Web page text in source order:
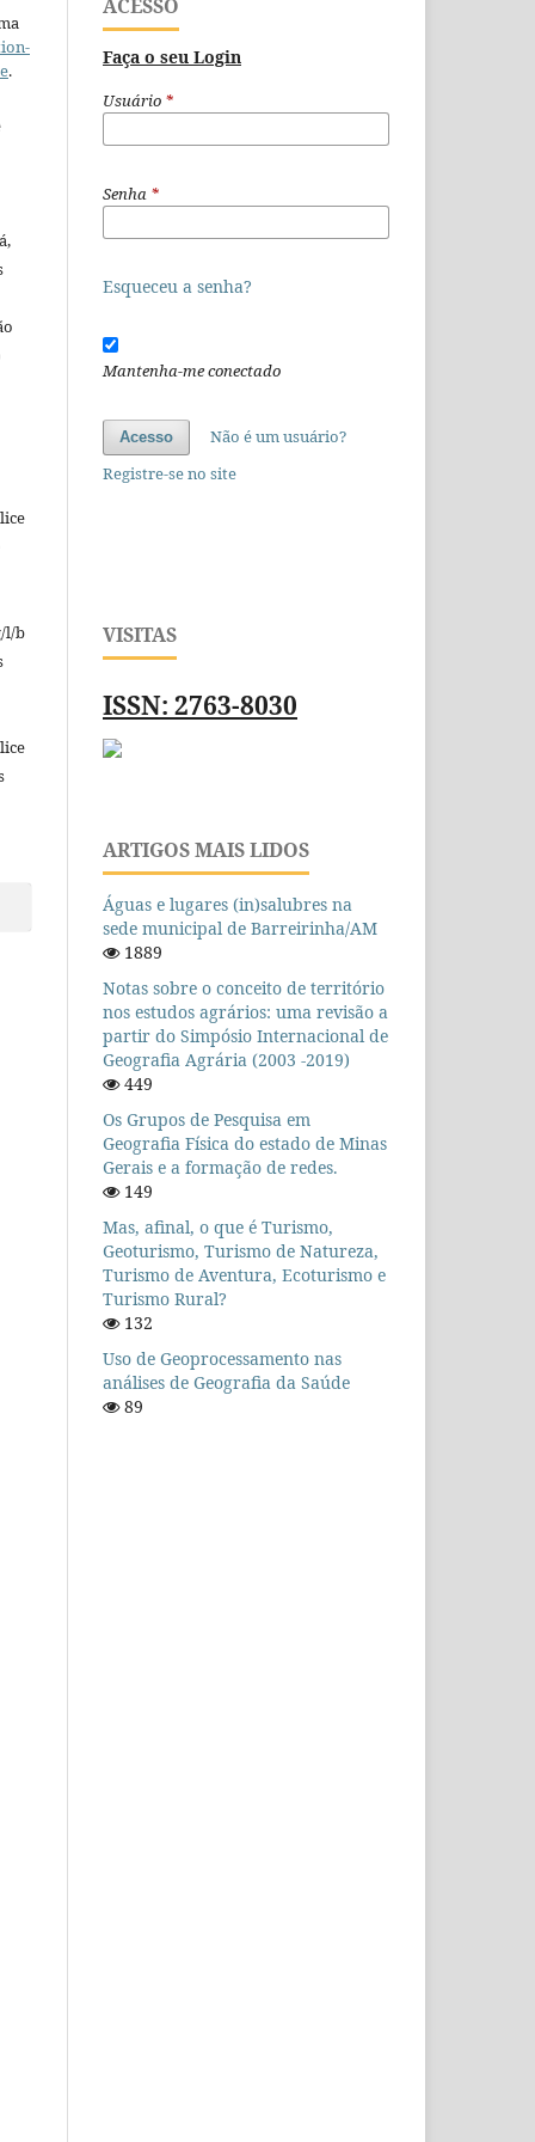
.
l/b
ACESSO
Faça o seu Login
Usuário *
Senha *
Esqueceu a senha?
Mantenha-me conectado
Acesso
Não é um usuário?
Registre-se no site
VISITAS
ISSN: 2763-8030
ARTIGOS MAIS LIDOS
Águas e lugares (in)salubres na
sede municipal de Barreirinha/AM
1889
Notas sobre o conceito de território
nos estudos agrários: uma revisão a
partir do Simpósio Internacional de
Geografia Agrária (2003 -2019)
449
Os Grupos de Pesquisa em
Geografia Física do estado de Minas
Gerais e a formação de redes.
149
Mas, afinal, o que é Turismo,
Geoturismo, Turismo de Natureza,
Turismo de Aventura, Ecoturismo e
Turismo Rural?
132
Uso de Geoprocessamento nas
análises de Geografia da Saúde
89